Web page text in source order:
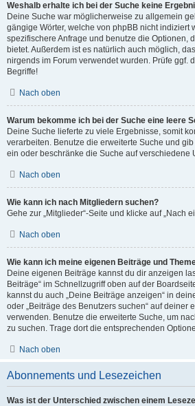
Weshalb erhalte ich bei der Suche keine
Deine Suche war möglicherweise zu allgemein
gängige Wörter, welche von phpBB nicht indiziert
spezifischere Anfrage und benutze die Optionen,
bietet. Außerdem ist es natürlich auch möglich,
nirgends im Forum verwendet wurden. Prüfe ggf.
Begriffe!
Nach oben
Warum bekomme ich bei der Suche eine leere
Deine Suche lieferte zu viele Ergebnisse, somit
verarbeiten. Benutze die erweiterte Suche und
ein oder beschränke die Suche auf verschiedene
Nach oben
Wie kann ich nach Mitgliedern suchen?
Gehe zur „Mitglieder“-Seite und klicke auf „Nach
Nach oben
Wie kann ich meine eigenen Beiträge und
Deine eigenen Beiträge kannst du dir anzeigen
Beiträge“ im Schnellzugriff oben auf der
kannst du auch „Deine Beiträge anzeigen“ in
oder „Beiträge des Benutzers suchen“ auf deiner
verwenden. Benutze die erweiterte Suche, um
zu suchen. Trage dort die entsprechenden
Nach oben
Abonnements und Lesezeichen
Was ist der Unterschied zwischen einem